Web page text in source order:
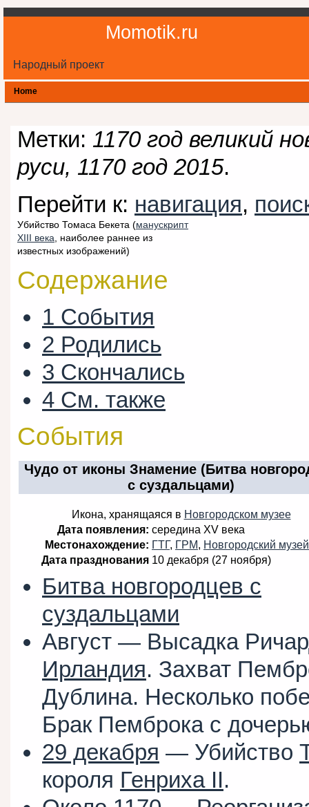
Momotik.ru
Народный проект
Home
Метки: 1170 год великий
руси, 1170 год 2015.
Перейти к: навигация,
Убийство Томаса Бекета (манускрипт
XIII века , наиболее раннее из
известных изображений)
Содержание
1 События
2 Родились
3 Скончались
4 См. также
События
Чудо от иконы Знамение (Битва
с суздальцами)
Икона, хранящаяся в Новгородском музее
Дата появления: середина XV века
Местонахождение: ГТГ, ГРМ, Новгородский музей
Дата празднования 10 декабря (27 ноября)
Битва новгородцев с
суздальцами
Август — Высадка
Ирландия. Захват
Дублина. Несколько
Брак Пемброка с
29 декабря — Убийство
короля Генриха II.